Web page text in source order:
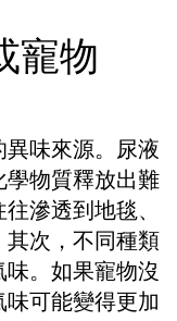
寵物
味來源。尿液
物質釋放出難
滲透到地毯、
次，不同種類
。如果寵物沒
可能變得更加